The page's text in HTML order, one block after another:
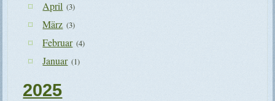
April (3)
März (3)
Februar (4)
Januar (1)
2025